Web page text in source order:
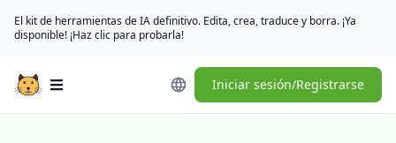
El kit de herramientas de IA definitivo. Edita, crea, traduce y borra. ¡Ya
disponible! ¡Haz clic para probarla!
Open main menu Iniciar sesión/Registrarse